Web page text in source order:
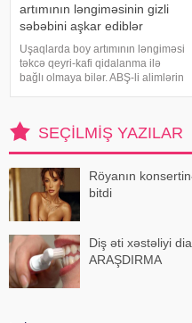
artımının ləngiməsinin gizli
səbəbini aşkar ediblər
Uşaqlarda boy artımının ləngiməsi
təkcə qeyri-kafi qidalanma ilə
bağlı olmaya bilər. ABŞ-li alimlərin
bakteriyalar hələ ana bətnində
olarkən körpənin inkişafın
SEÇILMIŞ YAZILAR
Röyanın
bitdi
Diş əti xəstəliyi
ARAŞDIRMA